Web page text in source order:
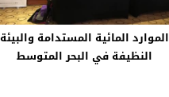
الموارد المائية المستدامة والبيئة
النظيفة في البحر المتوسط